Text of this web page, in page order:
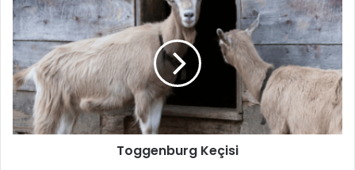
Toggenburg Keçisi